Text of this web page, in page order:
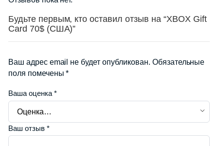
Будьте первым, кто оставил отзыв на “XBOX Gift
Card 70$ (США)”
Ваш адрес email не будет опубликован. Обязательные
поля помечены*
Ваша оценка *
Ваш отзыв *